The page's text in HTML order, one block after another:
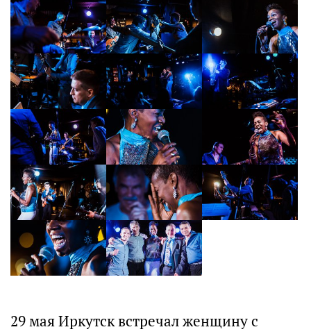
29 мая Иркутск встречал женщину с